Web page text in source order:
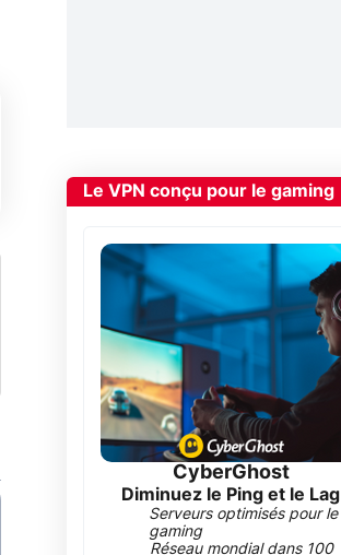
Le VPN conçu pour le gaming
CyberGhost
Diminuez le Ping et le Lag
Serveurs optimisés pour le
gaming
Réseau mondial dans 100